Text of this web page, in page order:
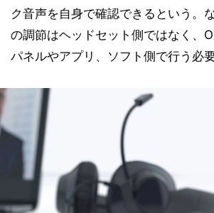
ク音声を自身で確認できるという。
の調節はヘッドセット側ではなく、
パネルやアプリ、ソフト側で行う必要